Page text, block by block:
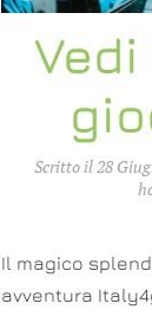
Scritto il28
Il magico
avventura